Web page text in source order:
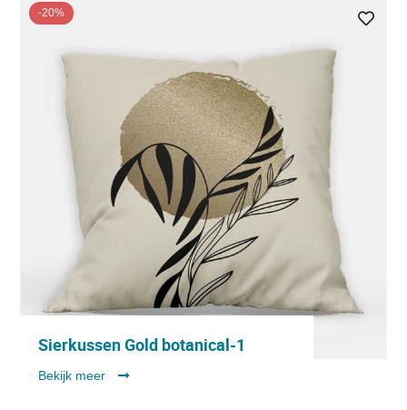
-20%
Sierkussen Gold botanical-1
Bekijk meer